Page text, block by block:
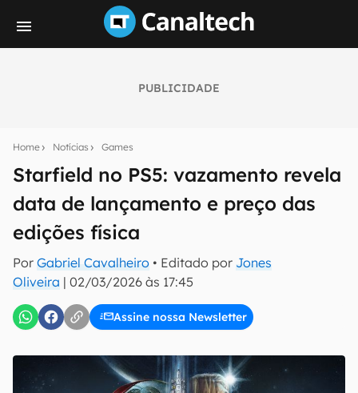
PUBLICIDADE
Home Notícias Games
Starfield no PS5: vazamento revela
data de lançamento e preço das
edições física
Por Gabriel Cavalheiro • Editado por Jones
Oliveira | 02/03/2026 às 17:45
Assine nossa Newsletter
notícias e reviews sobre tecnologia em primeira
mão.
E-mail
inscreva-se
Confirmo que li, aceito e concordo com os Termos de
Uso e Política de Privacidade do Canaltech.